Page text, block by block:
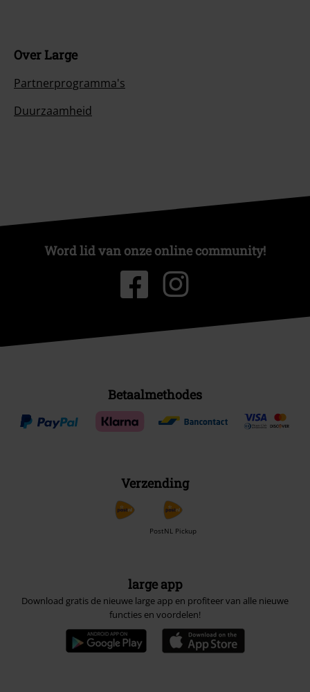
Over Large
Partnerprogramma's
Duurzaamheid
Word lid van onze online community!
Betaalmethodes
Verzending
PostNL Pickup
large app
Download gratis de nieuwe large app en profiteer van alle nieuwe
functies en voordelen!